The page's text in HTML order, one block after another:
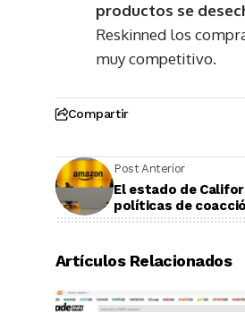
productos se
Reskinned los
muy competitivo.
Compartir
Post Anterior
El estado de
políticas de
Artículos Relacionados